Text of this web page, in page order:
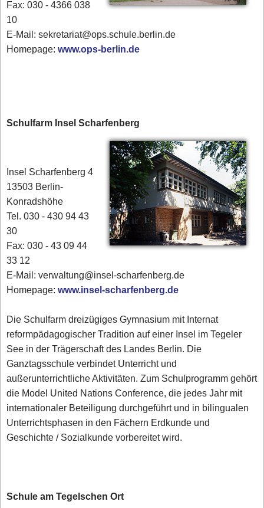
Fax: 030 - 4366 038
10
E-Mail: sekretariat@ops.schule.berlin.de
Homepage:www.ops-berlin.de
Schulfarm Insel Scharfenberg
Insel Scharfenberg 4
13503 Berlin-
Konradshöhe
Tel. 030 - 430 94 43
30
Fax: 030 - 43 09 44
33 12
E-Mail: verwaltung@insel-scharfenberg.de
Homepage:www.insel-scharfenberg.de
Die Schulfarm dreizügiges Gymnasium mit Internat
reformpädagogischer Tradition auf einer Insel im Tegeler
See in der Trägerschaft des Landes Berlin. Die
Ganztagsschule verbindet Unterricht und
außerunterrichtliche Aktivitäten. Zum Schulprogramm gehört
die Model United Nations Conference, die jedes Jahr mit
internationaler Beteiligung durchgeführt und in bilingualen
Unterrichtsphasen in den Fächern Erdkunde und
Geschichte / Sozialkunde vorbereitet wird.
Schule am Tegelschen Ort